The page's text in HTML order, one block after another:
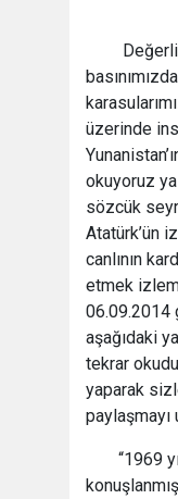
üzerinde
okuyoruz
sözcük
Atatürk’ün
canlının
etmek
06.09.2014
aşağıdaki
tekrar
yaparak
paylaşmayı
“1969